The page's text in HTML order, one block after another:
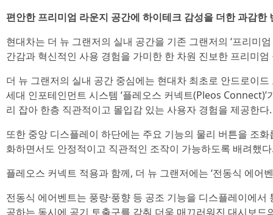
편안한 프리미엄 라운지 공간에 하이테크 감성을 더한 과감한
현대차는 더 뉴 그랜저의 실내 공간을 기존 그랜저의 ‘프리미
간감과 혁신적인 사용 경험을 가미한 한 차원 진보한 프리미
더 뉴 그랜저의 실내 공간 중심에는 현대차 최초로 안드로이
세대 인포테인먼트 시스템 ‘플레오스 커넥트(Pleos
리 잡아 한층 직관적이고 몰입감 있는 사용자 경험을 제공한다.
또한 중앙 디스플레이 하단에는 주요 기능의 물리 버튼을 조
화하면서도 안정적이고 직관적인 조작이 가능하도록 배려했
플레오스 커넥트 적용과 함께, 더 뉴 그랜저에는 ‘전동식 에어
전동식 에어벤트는 풍량·풍향 등 공조 기능을 디스플레이에
공하는 동시에 공기 토출구를 감춰 더욱 매끄러워진 대시보드